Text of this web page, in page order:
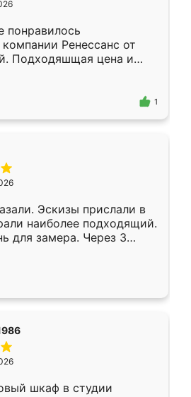
понравилось
Ренессанс от
Подходяшщая цена и
Приехавший
Владислав
эскизу самый
1
Эскизы прислали в
наиболее подходящий.
для замера. Через 3
уже готова. Остались
Спасибо Ренессанс
работу!
шкаф в студии